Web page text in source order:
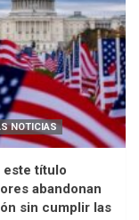
NOTICIAS
este título
abandonan
sin cumplir las